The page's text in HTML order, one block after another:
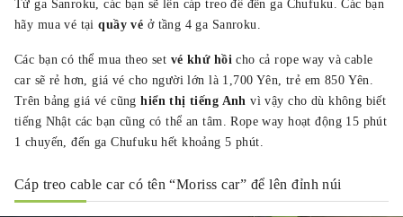
Từ ga Sanroku, các bạn sẽ lên cáp treo để đến ga Chufuku. Các bạn
hãy mua vé tạiquầy vé ở tầng 4 ga Sanroku.
Các bạn có thể mua theo set vé khứ hồi cho cả rope way và cable
car sẽ rẻ hơn, giá vé cho người lớn là 1,700 Yên, trẻ em 850 Yên.
Trên bảng giá vé cũnghiển thị tiếng Anh vì vậy cho dù không biết
tiếng Nhật các bạn cũng có thể an tâm. Rope way hoạt động 15 phút
1 chuyến, đến ga Chufuku hết khoảng 5 phút.
Cáp treo cable car có tên “Moriss car” để lên đỉnh núi